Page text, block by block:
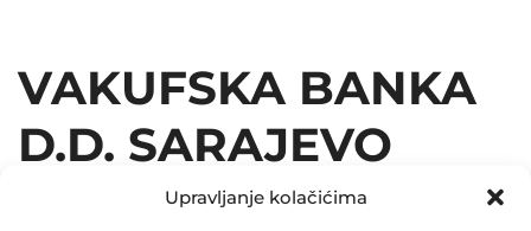
Upravljanje kolačićima
VAKUFSKA BANKA
D.D. SARAJEVO
25.07.2019